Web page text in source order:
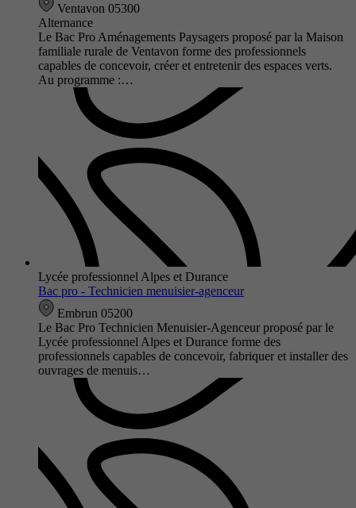
Ventavon 05300
Alternance
Le Bac Pro Aménagements Paysagers proposé par la Maison
familiale rurale de Ventavon forme des professionnels
capables de concevoir, créer et entretenir des espaces verts.
Au programme :…
Lycée professionnel Alpes et Durance
Bac pro - Technicien menuisier-agenceur
Embrun 05200
Le Bac Pro Technicien Menuisier-Agenceur proposé par le
Lycée professionnel Alpes et Durance forme des
professionnels capables de concevoir, fabriquer et installer des
ouvrages de menuis…